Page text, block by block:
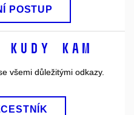
POSTUP
kam
všemi důležitými odkazy.